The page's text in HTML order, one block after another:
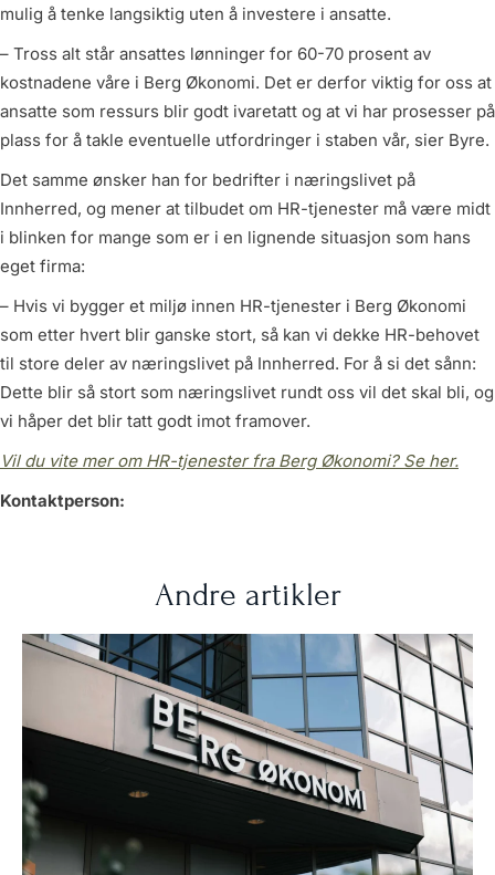
mulig å tenke langsiktig uten å investere i ansatte.
– Tross alt står ansattes lønninger for 60-70 prosent av
kostnadene våre i Berg Økonomi. Det er derfor viktig for oss at
ansatte som ressurs blir godt ivaretatt og at vi har prosesser på
plass for å takle eventuelle utfordringer i staben vår, sier Byre.
Det samme ønsker han for bedrifter i næringslivet på
Innherred, og mener at tilbudet om HR-tjenester må være midt
i blinken for mange som er i en lignende situasjon som hans
eget firma:
– Hvis vi bygger et miljø innen HR-tjenester i Berg Økonomi
som etter hvert blir ganske stort, så kan vi dekke HR-behovet
til store deler av næringslivet på Innherred. For å si det sånn:
Dette blir så stort som næringslivet rundt oss vil det skal bli, og
vi håper det blir tatt godt imot framover.
Vil du vite mer om HR-tjenester fra Berg Økonomi? Se her.
Kontaktperson:
Andre artikler